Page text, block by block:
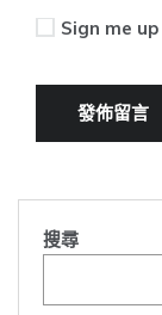
Sign me
搜尋